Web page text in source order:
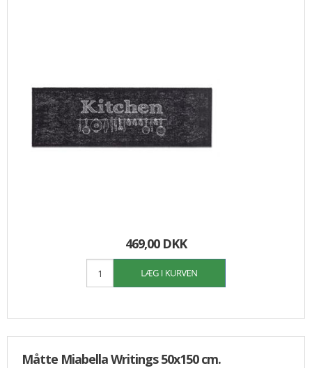
469,00 DKK
Måtte Miabella Writings 50x150 cm.